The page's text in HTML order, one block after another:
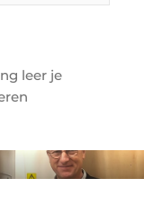
de aanmelding
leer je